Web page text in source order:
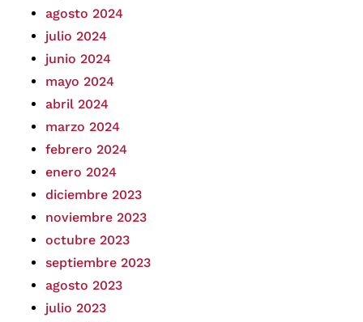
agosto 2024
julio 2024
junio 2024
mayo 2024
abril 2024
marzo 2024
febrero 2024
enero 2024
diciembre 2023
noviembre 2023
octubre 2023
septiembre 2023
agosto 2023
julio 2023